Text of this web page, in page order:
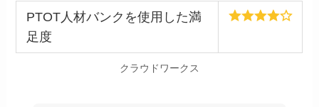
PTOT人材バンクを使用した満
足度
クラウドワークス